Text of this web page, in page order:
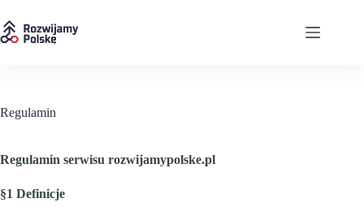
do
treści
Regulamin
Regulamin serwisu rozwijamypolske.pl
§1 Definicje